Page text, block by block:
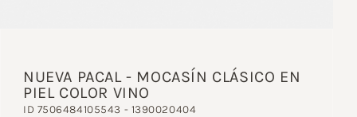
NUEVA PACAL - MOCASÍN CLÁSICO EN
PIEL COLOR VINO
ID 7506484105543 - 1390020404